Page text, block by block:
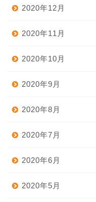
2020年12月
2020年11月
2020年10月
2020年9月
2020年8月
2020年7月
2020年6月
2020年5月